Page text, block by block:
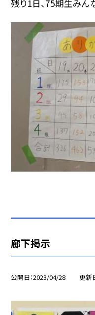
残り1日、75期生みん
廊下掲示
公開日 2023/04/28 更新